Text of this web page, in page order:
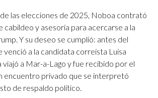
de las elecciones de 2025, Noboa contrató
cabildeo y asesoría para acercarse a la
Y su deseo se cumplió: antes del
venció a la candidata correísta Luisa
viajó a Mar-a-Lago y fue recibido por el
encuentro privado que se interpretó
de respaldo político.